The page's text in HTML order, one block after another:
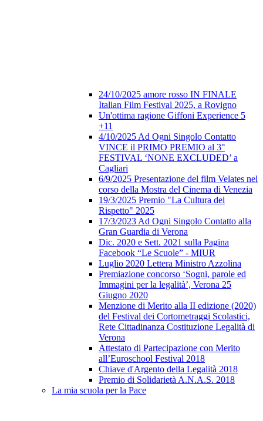
24/10/2025 amore rosso IN FINALE
Italian Film Festival 2025, a Rovigno
Un'ottima ragione Giffoni Experience 5
+11
4/10/2025 Ad Ogni Singolo Contatto
VINCE il PRIMO PREMIO al 3°
FESTIVAL ‘NONE EXCLUDED’ a
Cagliari
6/9/2025 Presentazione del film Velates nel
corso della Mostra del Cinema di Venezia
19/3/2025 Premio "La Cultura del
Rispetto" 2025
17/3/2023 Ad Ogni Singolo Contatto alla
Gran Guardia di Verona
Dic. 2020 e Sett. 2021 sulla Pagina
Facebook “Le Scuole” - MIUR
Luglio 2020 Lettera Ministro Azzolina
Premiazione concorso ‘Sogni, parole ed
Immagini per la legalità’, Verona 25
Giugno 2020
Menzione di Merito alla II edizione (2020)
del Festival dei Cortometraggi Scolastici,
Rete Cittadinanza Costituzione Legalità di
Verona
Attestato di Partecipazione con Merito
all’Euroschool Festival 2018
Chiave d'Argento della Legalità 2018
Premio di Solidarietà A.N.A.S. 2018
La mia scuola per la Pace